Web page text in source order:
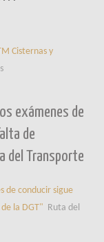
Cisternas y
exámenes de
de
del Transporte
de conducir sigue
la DGT" Ruta del